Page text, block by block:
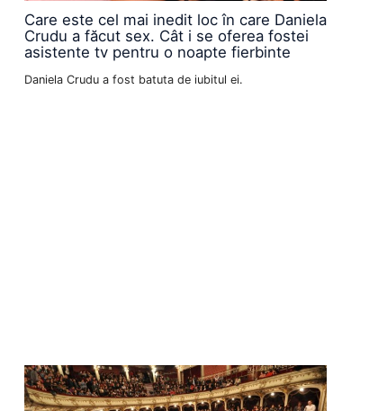
Care este cel mai inedit loc în care Daniela
Crudu a făcut sex. Cât i se oferea fostei
asistente tv pentru o noapte fierbinte
Daniela Crudu a fost batuta de iubitul ei.